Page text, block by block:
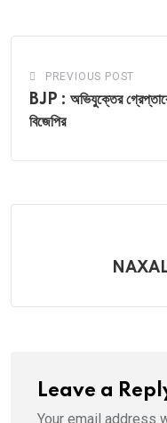
PREVIOUS POST
BJP : অভিযুক্তের গ্রেপ্তারের
বিজেপির
Leave a
Your email address